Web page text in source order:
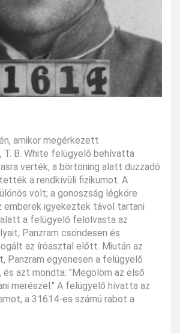
amikor megérkezett
T. B. White felügyelő behívatta
verték, a börtöning alatt duzzadó
a rendkívüli fizikumot. A
volt; a gonoszság légköre
emberek igyekeztek távol tartani
a felügyelő felolvasta az
Panzram csöndesen és
az íróasztal előtt. Miután az
Panzram egyenesen a felügyelő
azt mondta: "Megölöm az első
merészel." A felügyelő hívatta az
a 31614-es számú rabot a